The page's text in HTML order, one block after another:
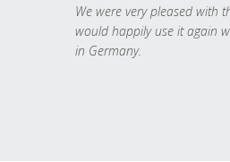
We were very pleased with
would happily use it again
in Germany.